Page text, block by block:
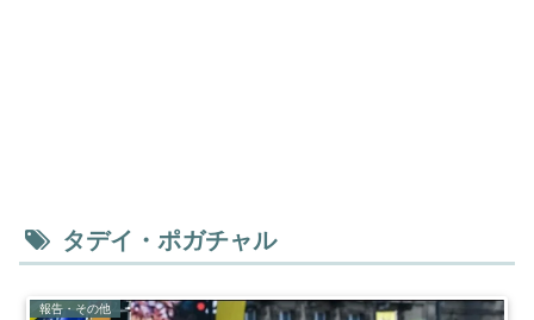
タデイ・ポガチャル
報告・その他